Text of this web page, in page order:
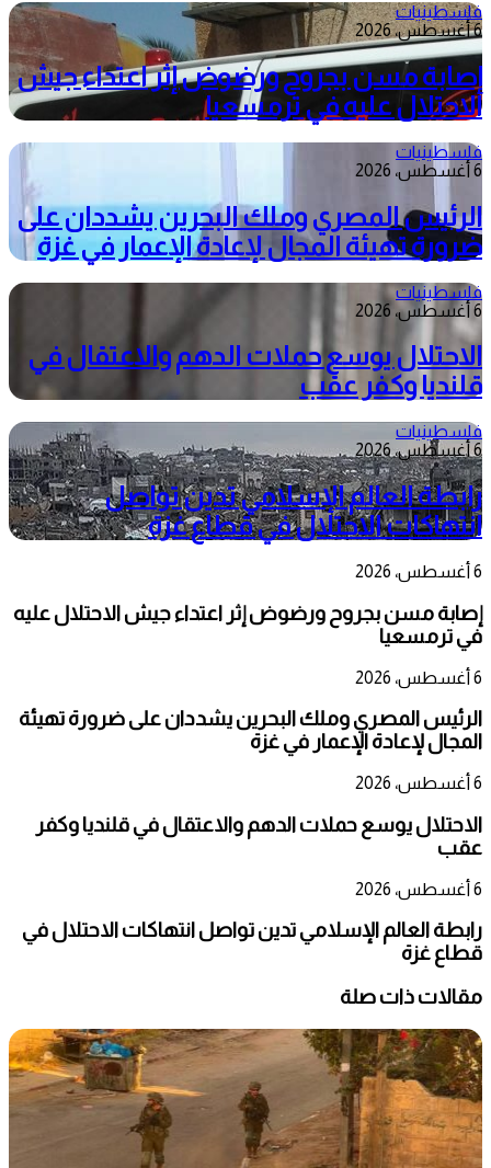
فلسطينيات
6 أغسطس، 2026
إصابة مسن بجروح ورضوض إثر اعتداء جيش
الاحتلال عليه في ترمسعيا
فلسطينيات
6 أغسطس، 2026
الرئيس المصري وملك البحرين يشددان على
ضرورة تهيئة المجال لإعادة الإعمار في غزة
فلسطينيات
6 أغسطس، 2026
الاحتلال يوسع حملات الدهم والاعتقال في
قلنديا وكفر عقب
فلسطينيات
6 أغسطس، 2026
رابطة العالم الإسلامي تدين تواصل
انتهاكات الاحتلال في قطاع غزة
6 أغسطس، 2026
إصابة مسن بجروح ورضوض إثر اعتداء جيش الاحتلال عليه
في ترمسعيا
6 أغسطس، 2026
الرئيس المصري وملك البحرين يشددان على ضرورة تهيئة
المجال لإعادة الإعمار في غزة
6 أغسطس، 2026
الاحتلال يوسع حملات الدهم والاعتقال في قلنديا وكفر
عقب
6 أغسطس، 2026
رابطة العالم الإسلامي تدين تواصل انتهاكات الاحتلال في
قطاع غزة
مقالات ذات صلة